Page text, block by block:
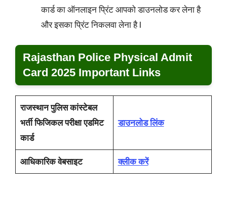
कार्ड का ऑनलाइन प्रिंट आपको डाउनलोड कर लेना है
और इसका प्रिंट निकलवा लेना है l
Rajasthan Police Physical Admit
Card 2025 Important Links
राजस्थान पुलिस कांस्टेबल
भर्ती फिजिकल परीक्षा एडमिट
कार्ड
डाउनलोड लिंक
आधिकारिक वेबसाइट क्लीक करें